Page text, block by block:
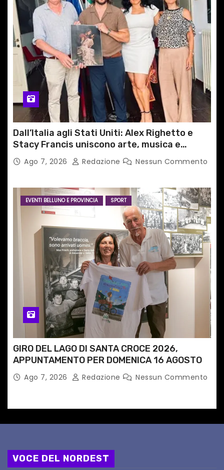
Dall’Italia agli Stati Uniti: Alex Righetto e
Stacy Francis uniscono arte, musica e
tecnologia in un nuovo progetto
internazionale”
Ago 7, 2026 Redazione Nessun Commento
EVENTI BELLUNO E PROVINCIA SPORT
GIRO DEL LAGO DI SANTA CROCE 2026,
APPUNTAMENTO PER DOMENICA 16 AGOSTO
Ago 7, 2026 Redazione Nessun Commento
VOCE DEL NORDEST